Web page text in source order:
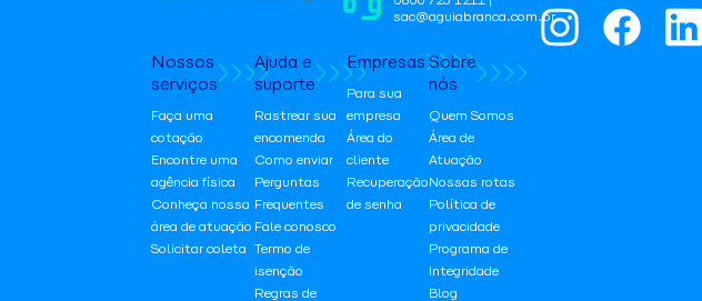
sac@aguiabranca.com.br
Nossos
serviços
Faça uma
cotação
Encontre uma
agência física
Conheça nossa
área de atuação
Solicitar coleta
Ajuda e
suporte
Rastrear sua
encomenda
Como enviar
Perguntas
Frequentes
Fale conosco
Termo de
isenção
Regras de
Empresas
Para sua
empresa
Área do
cliente
Recuperação
de senha
Sobre
nós
Quem Somos
Área de
Atuação
Nossas rotas
Política de
privacidade
Programa de
Integridade
Blog